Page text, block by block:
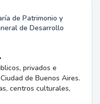
de Patrimonio y
de Desarrollo
privados e
de Buenos Aires.
centros culturales,